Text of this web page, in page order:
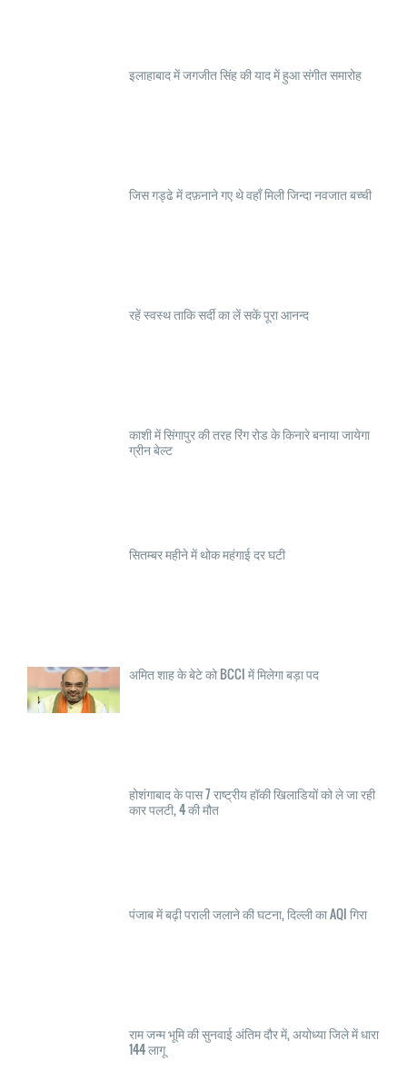
इलाहाबाद में जगजीत सिंह की याद में हुआ संगीत समारोह
जिस गड्ढे में दफ़नाने गए थे वहाँ मिली जिन्दा नवजात बच्ची
रहें स्वस्थ ताकि सर्दी का लें सकें पूरा आनन्द
काशी में सिंगापुर की तरह रिंग रोड के किनारे बनाया जायेगा
ग्रीन बेल्ट
सितम्बर महीने में थोक महंगाई दर घटी
अमित शाह के बेटे को BCCI में मिलेगा बड़ा पद
होशंगाबाद के पास 7 राष्ट्रीय हॉकी खिलाडियों को ले जा रही
कार पलटी, 4 की मौत
पंजाब में बढ़ी पराली जलाने की घटना, दिल्ली का AQI गिरा
राम जन्म भूमि की सुनवाई अंतिम दौर में, अयोध्या जिले में धारा
144 लागू